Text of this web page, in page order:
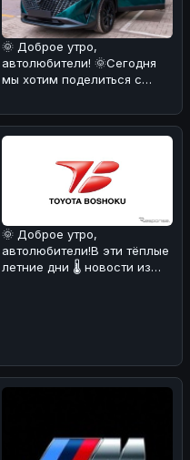
🌞 Доброе утро,
автолюбители! 🌞Сегодня
мы хотим поделиться с
новостью: Nissan Qas
🌞 Доброе утро,
автолюбители!В эти тёплые
летние дни 🌡️ новости из